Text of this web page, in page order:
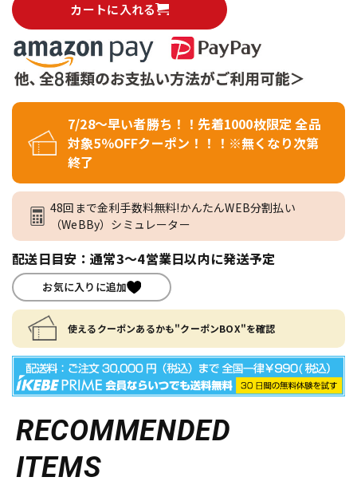
カートに入れる
7/28～早い者勝ち！！先着1000枚限定 全品
対象5％OFFクーポン！！！※無くなり次第
終了
48回まで金利手数料無料!かんたんWEB分割払い
（WeBBy）シミュレーター
配送日目安：通常3～4営業日以内に発送予定
お気に入りに追加
使えるクーポンあるかも"クーポンBOX"を確認
RECOMMENDED
ITEMS